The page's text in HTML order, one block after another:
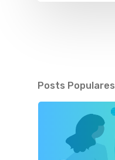
Posts Populares